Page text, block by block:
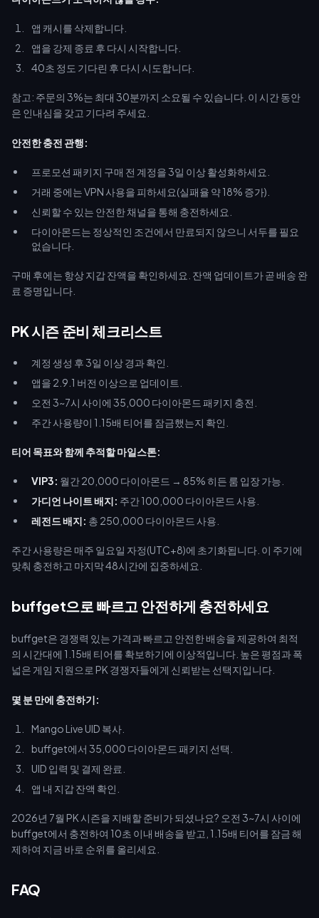
앱 캐시를 삭제합니다.
앱을 강제 종료 후 다시 시작합니다.
40초 정도 기다린 후 다시 시도합니다.
참고: 주문의 3%는 최대 30분까지 소요될 수 있습니다. 이 시간 동안
은 인내심을 갖고 기다려 주세요.
안전한 충전 관행:
프로모션 패키지 구매 전 계정을 3일 이상 활성화하세요.
거래 중에는 VPN 사용을 피하세요(실패율 약 18% 증가).
신뢰할 수 있는 안전한 채널을 통해 충전하세요.
다이아몬드는 정상적인 조건에서 만료되지 않으니 서두를 필요
없습니다.
구매 후에는 항상 지갑 잔액을 확인하세요. 잔액 업데이트가 곧 배송 완
료 증명입니다.
PK 시즌 준비 체크리스트
계정 생성 후 3일 이상 경과 확인.
앱을 2.9.1 버전 이상으로 업데이트.
오전 3~7시 사이에 35,000 다이아몬드 패키지 충전.
주간 사용량이 1.15배 티어를 잠금했는지 확인.
티어 목표와 함께 추적할 마일스톤:
VIP3: 월간 20,000 다이아몬드 → 85% 히든 룸 입장 가능.
가디언 나이트 배지: 주간 100,000 다이아몬드 사용.
레전드 배지: 총 250,000 다이아몬드 사용.
주간 사용량은 매주 일요일 자정(UTC+8)에 초기화됩니다. 이 주기에
맞춰 충전하고 마지막 48시간에 집중하세요.
buffget으로 빠르고 안전하게 충전하세요
buffget은 경쟁력 있는 가격과 빠르고 안전한 배송을 제공하여 최적
의 시간대에 1.15배 티어를 확보하기에 이상적입니다. 높은 평점과 폭
넓은 게임 지원으로 PK 경쟁자들에게 신뢰받는 선택지입니다.
몇 분 만에 충전하기:
Mango Live UID 복사.
buffget에서 35,000 다이아몬드 패키지 선택.
UID 입력 및 결제 완료.
앱 내 지갑 잔액 확인.
2026년 7월 PK 시즌을 지배할 준비가 되셨나요? 오전 3~7시 사이에
buffget에서 충전하여 10초 이내 배송을 받고, 1.15배 티어를 잠금 해
제하여 지금 바로 순위를 올리세요.
FAQ